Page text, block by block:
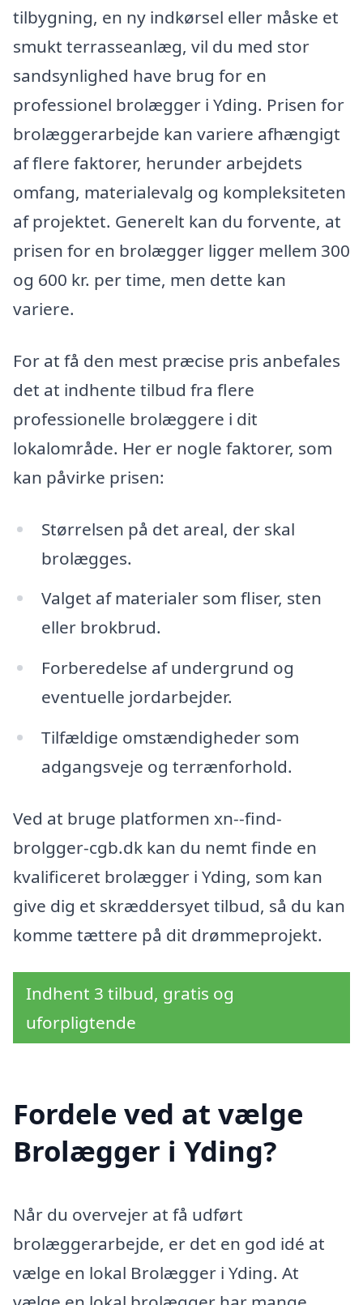
tilbygning, en ny indkørsel eller måske et
smukt terrasseanlæg, vil du med stor
sandsynlighed have brug for en
professionel brolægger i Yding. Prisen for
brolæggerarbejde kan variere afhængigt
af flere faktorer, herunder arbejdets
omfang, materialevalg og kompleksiteten
af projektet. Generelt kan du forvente, at
prisen for en brolægger ligger mellem 300
og 600 kr. per time, men dette kan
variere.
For at få den mest præcise pris anbefales
det at indhente tilbud fra flere
professionelle brolæggere i dit
lokalområde. Her er nogle faktorer, som
kan påvirke prisen:
Størrelsen på det areal, der skal
brolægges.
Valget af materialer som fliser, sten
eller brokbrud.
Forberedelse af undergrund og
eventuelle jordarbejder.
Tilfældige omstændigheder som
adgangsveje og terrænforhold.
Ved at bruge platformen xn--find-
brolgger-cgb.dk kan du nemt finde en
kvalificeret brolægger i Yding, som kan
give dig et skræddersyet tilbud, så du kan
komme tættere på dit drømmeprojekt.
Indhent 3 tilbud, gratis og
uforpligtende
Fordele ved at vælge
Brolægger i Yding?
Når du overvejer at få udført
brolæggerarbejde, er det en god idé at
vælge en lokal Brolægger i Yding. At